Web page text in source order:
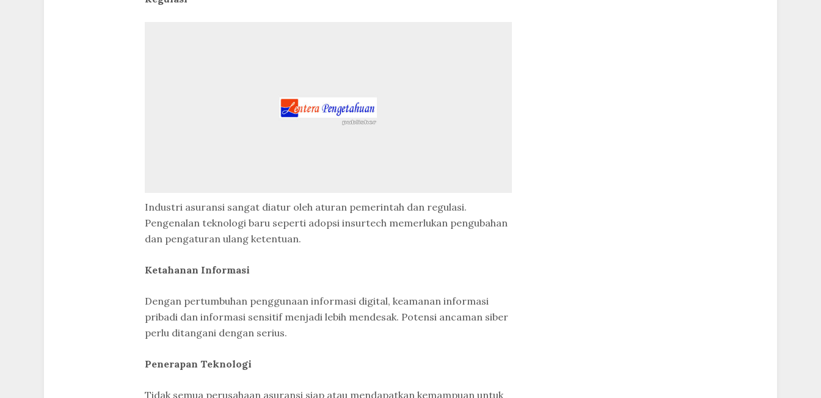
Industri asuransi sangat diatur oleh aturan pemerintah dan regulasi.
Pengenalan teknologi baru seperti adopsi insurtech memerlukan pengubahan
dan pengaturan ulang ketentuan.
Ketahanan Informasi
Dengan pertumbuhan penggunaan informasi digital, keamanan informasi
pribadi dan informasi sensitif menjadi lebih mendesak. Potensi ancaman siber
perlu ditangani dengan serius.
Penerapan Teknologi
Tidak semua perusahaan asuransi siap atau mendapatkan kemampuan untuk